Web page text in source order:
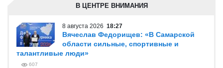
В ЦЕНТРЕ ВНИМАНИЯ
8 августа 2026 18:27
Вячеслав Федорищев: «В Самарской
области сильные, спортивные и
талантливые люди»
607